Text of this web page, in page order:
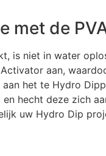
met de
is niet in water
aan,
het te Hydro
hecht deze zich
uw Hydro Dip